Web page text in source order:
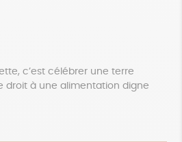
c’est célébrer une terre
droit à une alimentation digne